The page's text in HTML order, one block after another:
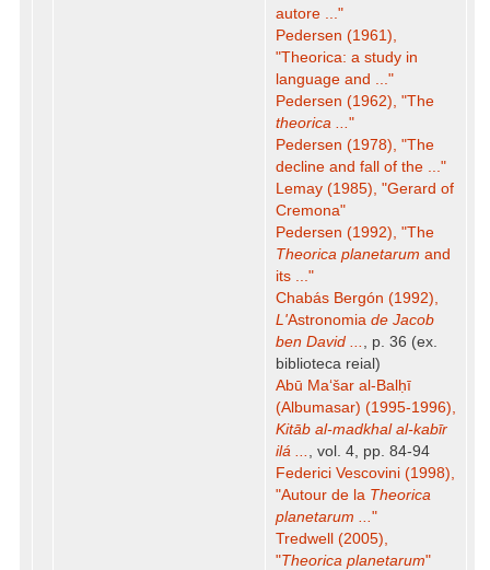
autore ..."
Pedersen (1961),
"Theorica: a study in
language and ..."
Pedersen (1962), "The
theorica ..."
Pedersen (1978), "The
decline and fall of the ..."
Lemay (1985), "Gerard of
Cremona"
Pedersen (1992), "The
Theorica planetarum and
its ..."
Chabás Bergón (1992),
L'Astronomia de Jacob
ben David ... , p. 36 (ex.
biblioteca reial)
Abū Maʻšar al-Balḥī
(Albumasar) (1995-1996),
Kitāb al-madkhal al-kabīr
ilá ... , vol. 4, pp. 84-94
Federici Vescovini (1998),
"Autour de la Theorica
planetarum ..."
Tredwell (2005),
"Theorica planetarum"